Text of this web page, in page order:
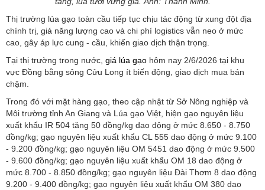
Thị trường lúa gạo toàn cầu tiếp tục chịu tác động từ xung đột địa
chính trị, giá năng lượng cao và chi phí logistics vẫn neo ở mức
cao, gây áp lực cung - cầu, khiến giao dịch thận trọng.
Tại thị trường trong nước, giá lúa gạo hôm nay 2/6/2026 tại khu
vực Đồng bằng sông Cửu Long ít biến động, giao dịch mua bán
chậm.
Trong đó với mặt hàng gạo, theo cập nhật từ Sở Nông nghiệp và
Môi trường tỉnh An Giang và Lúa gạo Việt, hiện gạo nguyên liệu
xuất khẩu IR 504 tăng 50 đồng/kg dao động ở mức 8.650 - 8.750
đồng/kg; gạo nguyên liệu xuất khẩu CL 555 dao động ở mức 9.100
- 9.200 đồng/kg; gạo nguyên liệu OM 5451 dao động ở mức 9.500
- 9.600 đồng/kg; gạo nguyên liệu xuất khẩu OM 18 dao động ở
mức 8.700 - 8.850 đồng/kg; gạo nguyên liệu Đài Thơm 8 dao động
9.200 - 9.400 đồng/kg; gạo nguyên liệu xuất khẩu OM 380 dao